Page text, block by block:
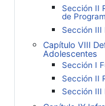
Sección II
de
Sección III
Capítulo VIII
Adolescentes
Sección I
Sección II
Sección III